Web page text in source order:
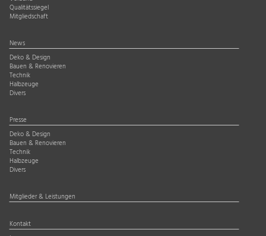
Qualitätssiegel
Mitgliedschaft
News
Deko & Design
Bauen & Renovieren
Technik
Halbzeuge
Divers
Presse
Deko & Design
Bauen & Renovieren
Technik
Halbzeuge
Divers
Mitglieder & Leistungen
Kontakt